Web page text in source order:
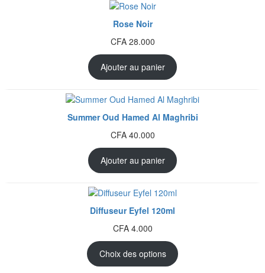
Rose Noir
CFA28.000
Ajouter au panier
Summer Oud Hamed Al Maghribi
CFA40.000
Ajouter au panier
Diffuseur Eyfel 120ml
CFA4.000
Choix des options